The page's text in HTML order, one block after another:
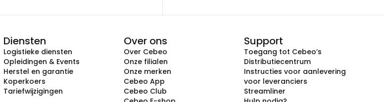
Diensten
Logistieke diensten
Opleidingen & Events
Herstel en garantie
Koperkoers
Tariefwijzigingen
Over ons
Over Cebeo
Onze filialen
Onze merken
Cebeo App
Cebeo Club
Support
Toegang tot Cebeo’s
Distributiecentrum
Instructies voor aanlevering
voor leveranciers
Streamliner